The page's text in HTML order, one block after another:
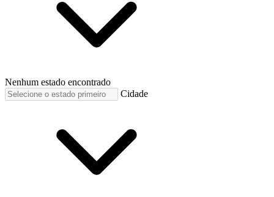
Nenhum estado encontrado
Cidade